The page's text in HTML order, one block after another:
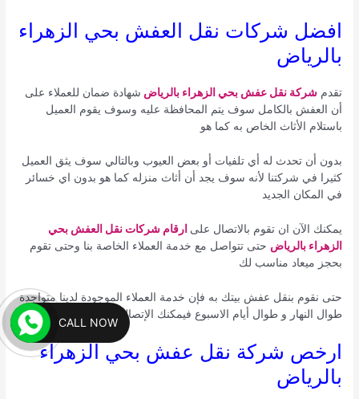
افضل شركات نقل العفش بحي الزهراء
بالرياض
تقدمشركة نقل عفش بحي الزهراء بالرياض شهادة ضمان للعملاء على
أن العفش بالكامل سوف يتم المحافظة عليه وسوف يقوم العميل
باستلام الأثاث الخاص به كما هو
بدون أن تحدث له أي تلفيات أو بعض العيوب وبالتالي سوف يثق العميل
كثيرا في شركتنا لأنه سوف يجد أن أثاث منزله كما هو بدون اي خسائر
في المكان الجديد
يمكنك الآن ان تقوم بالاتصال على ارقام شركات نقل العفش بحي
الزهراء بالرياض حتى تتواصل مع خدمة العملاء الخاصة بنا وحتى تقوم
بحجز ميعاد مناسب لك
حتى نقوم بنقل عفش بيتك به فإن خدمة العملاء الموجودة لدينا متواجدة
طوال النهار و طوال أيام الاسبوع فيمكنك الإتصال علينا في أي وقت
ارخص شركة نقل عفش بحي الزهراء
بالرياض
CALL NOW